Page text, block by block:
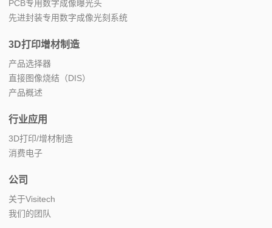
PCB专用数字成像曝光头
先进封装专用数字成像光刻系统
3D打印增材制造
产品选择器
直接图像烧结（DIS）
产品概述
行业应用
3D打印/增材制造
消费电子
公司
关于Visitech
我们的团队